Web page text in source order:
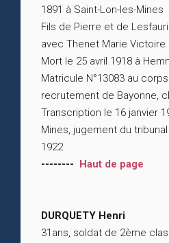
1891 à Saint-Lon-les-Mines
Fils de Pierre et de
avec Thenet Marie Victoire
Mort le 25 avril 1918 à
Matricule N°13083 au
recrutement de Bayonne,
Transcription le 16 janvier
Mines, jugement du
1922
-------- Haut de page
DURQUETY Henri
31ans, soldat de 2ème